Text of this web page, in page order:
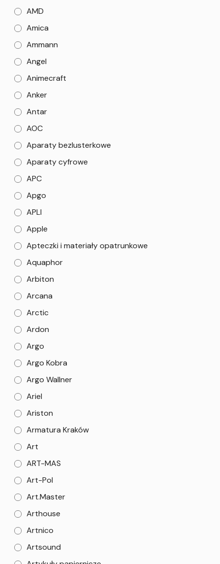
AMD
Amica
Ammann
Angel
Animecraft
Anker
Antar
AOC
Aparaty bezlusterkowe
Aparaty cyfrowe
APC
Apgo
APLI
Apple
Apteczki i materiały opatrunkowe
Aquaphor
Arbiton
Arcana
Arctic
Ardon
Argo
Argo Kobra
Argo Wallner
Ariel
Ariston
Armatura Kraków
Art
ART-MAS
Art-Pol
Art.Master
Arthouse
Artnico
Artsound